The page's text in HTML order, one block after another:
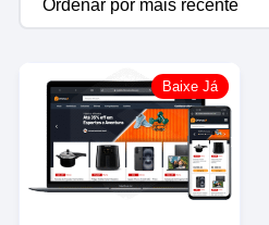
Baixe Já